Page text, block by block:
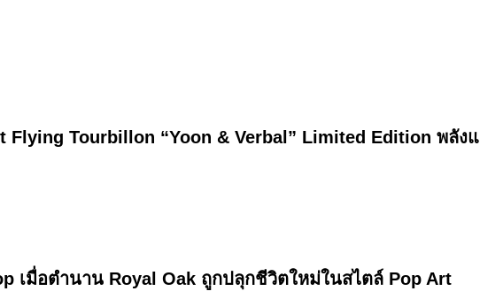
Flying Tourbillon “Yoon & Verbal” Limited Edition พลัง
เมื่อตำนาน Royal Oak ถูกปลุกชีวิตใหม่ในสไตล์ Pop Art